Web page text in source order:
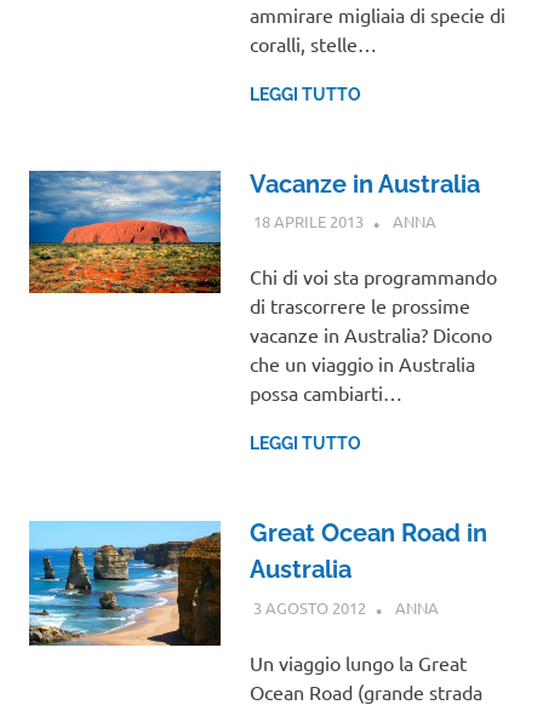
ammirare migliaia di specie di
coralli, stelle…
LEGGI TUTTO
Vacanze in Australia
18 APRILE 2013 ANNA
Chi di voi sta programmando
di trascorrere le prossime
vacanze in Australia? Dicono
che un viaggio in Australia
possa cambiarti…
LEGGI TUTTO
Great Ocean Road in
Australia
3 AGOSTO 2012 ANNA
Un viaggio lungo la Great
Ocean Road (grande strada